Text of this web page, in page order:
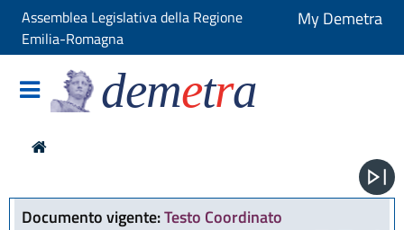
Assemblea Legislativa della Regione
Emilia-Romagna
My Demetra
demetra
Documento vigente:Testo Coordinato